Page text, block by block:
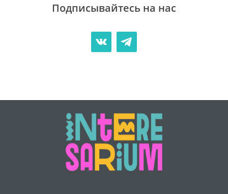
Подписывайтесь на нас